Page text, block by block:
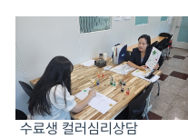
수료생 컬러심리상담